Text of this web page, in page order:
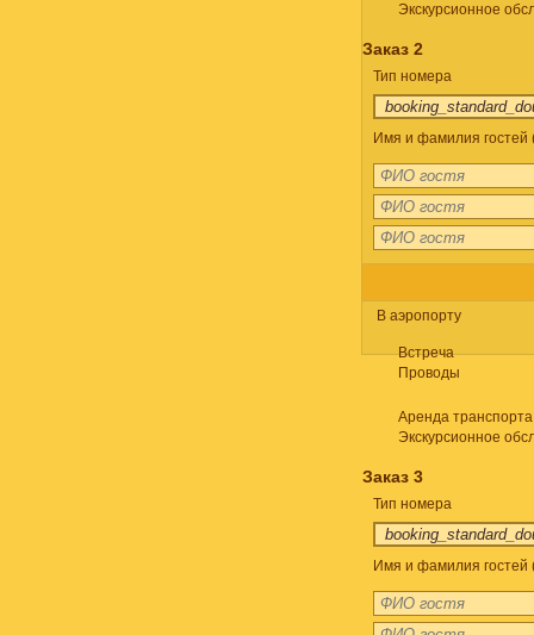
Экскурсионное
Заказ 2
Тип номера
Имя и фамилия гостей
В аэропорту
Встреча
Проводы
Аренда транспорта
Экскурсионное
Заказ 3
Тип номера
Имя и фамилия гостей